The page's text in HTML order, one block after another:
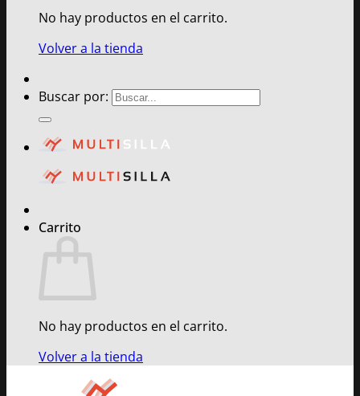
No hay productos en el carrito.
Volver a la tienda
Buscar por:
Carrito
No hay productos en el carrito.
Volver a la tienda